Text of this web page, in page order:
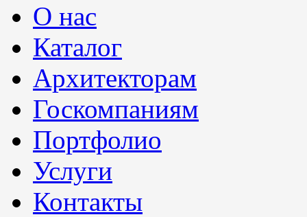
О нас
Каталог
Архитекторам
Госкомпаниям
Портфолио
Услуги
Контакты